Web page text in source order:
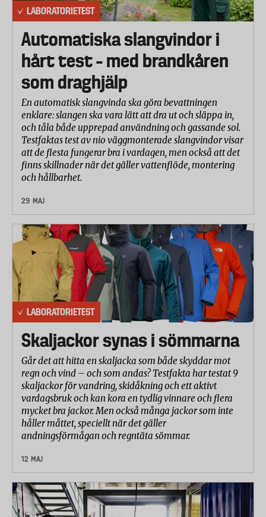
LABORATORIETEST
Automatiska slangvindor i
hårt test – med brandkåren
som draghjälp
En automatisk slangvinda ska göra bevattningen
enklare: slangen ska vara lätt att dra ut och släppa in,
och tåla både upprepad användning och gassande sol.
Testfaktas test av nio väggmonterade slangvindor visar
att de flesta fungerar bra i vardagen, men också att det
finns skillnader när det gäller vattenflöde, montering
och hållbarhet.
29 MAJ
LABORATORIETEST
Skaljackor synas i sömmarna
Går det att hitta en skaljacka som både skyddar mot
regn och vind – och som andas? Testfakta har testat 9
skaljackor för vandring, skidåkning och ett aktivt
vardagsbruk och kan kora en tydlig vinnare och flera
mycket bra jackor. Men också många jackor som inte
håller måttet, speciellt när det gäller
andningsförmågan och regntäta sömmar.
12 MAJ